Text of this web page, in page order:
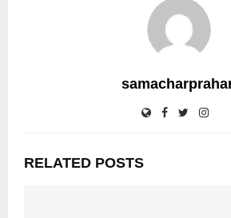
RELATED POSTS